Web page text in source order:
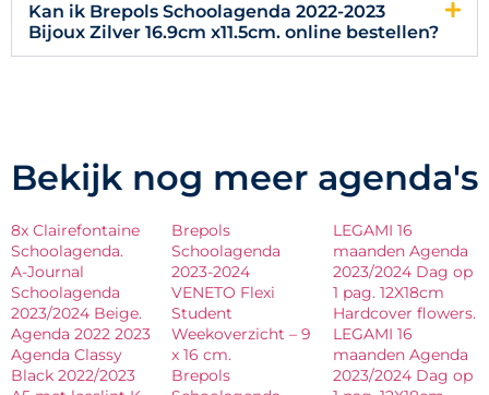
Kan ik Brepols Schoolagenda 2022-2023
Bijoux Zilver 16.9cm x11.5cm. online bestellen?
Bekijk nog meer agenda's
8x Clairefontaine
Schoolagenda.
A-Journal
Schoolagenda
2023/2024 Beige.
Agenda 2022 2023
Agenda Classy
Black 2022/2023
Brepols
Schoolagenda
2023-2024
VENETO Flexi
Student
Weekoverzicht – 9
x 16 cm.
Brepols
LEGAMI 16
maanden Agenda
2023/2024 Dag op
1 pag. 12X18cm
Hardcover flowers.
LEGAMI 16
maanden Agenda
2023/2024 Dag op